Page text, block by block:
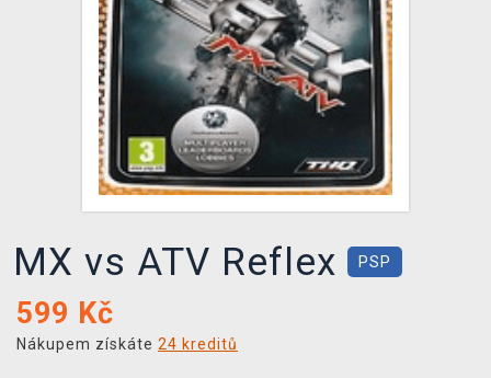
XZONE KLUB
TCG & BOARDGAME HUB
VÝKUP HER (BAZAR)
MX vs ATV Reflex PSP
599 Kč
Nákupem získáte 24 kreditů